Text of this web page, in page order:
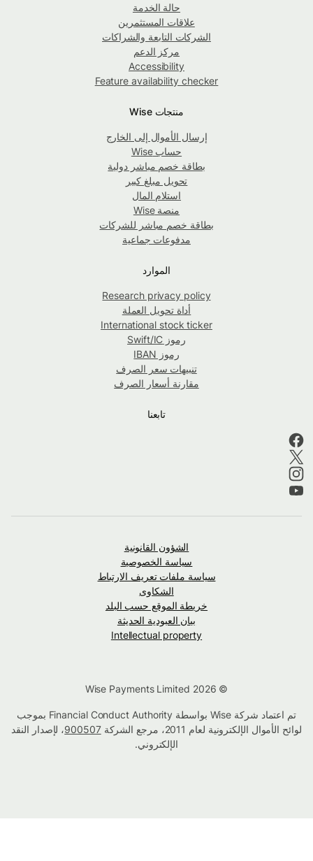
حالة الخدمة
علاقات المستثمرين
الشركات التابعة والشراكات
مركز الدعم
Accessibility
Feature availability checker
منتجات Wise
إرسال الأموال إلى الخارج
حساب Wise
بطاقة خصم مباشر دولية
تحويل مبلغ كبير
استلام المال
منصة Wise
بطاقة خصم مباشر للشركات
مدفوعات جماعية
الموارد
Research privacy policy
أداة تحويل العملة
International stock ticker
رموز Swift/IC
رموز IBAN
تنبيهات سعر الصرف
مقارنة أسعار الصرف
تابعنا
الشؤون القانونية
سياسة الخصوصية
سياسة ملفات تعريف الارتباط
الشكاوى
خريطة الموقع حسب البلد
بيان العبودية الحديثة
Intellectual property
تم اعتماد شركة Wise بواسطة Financial Conduct Authority بموجب
لوائح الأموال الإلكترونية لعام 2011، مرجع الشركة
900507، لإصدار النقد
الإلكتروني.